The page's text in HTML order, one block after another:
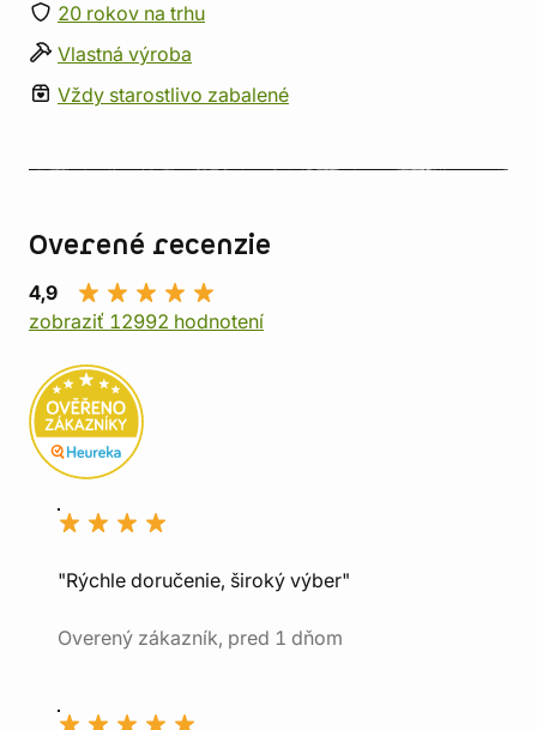
20 rokov na trhu
Vlastná výroba
Vždy starostlivo zabalené
Overené recenzie
4,9
zobraziť 12992 hodnotení
"Rýchle doručenie, široký výber"
Overený zákazník, pred 1 dňom